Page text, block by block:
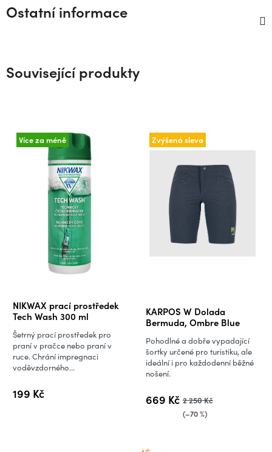
Ostatní informace
Související produkty
Více za méně
NIKWAX prací prostředek
Tech Wash 300 ml
Průměrné
hodnocení
produktu
je
5,0
5
199 Kč
Šetrný prací prostředek pro
praní v pračce nebo praní v
ruce. Chrání impregnaci
voděvzdorného...
Zvýšená sleva
KARPOS W Dolada
Bermuda, Ombre Blue
669 Kč 2 250 Kč
(–70 %)
Pohodlné a dobře vypadající
šortky určené pro turistiku, ale
ideální i pro každodenní běžné
nošení.